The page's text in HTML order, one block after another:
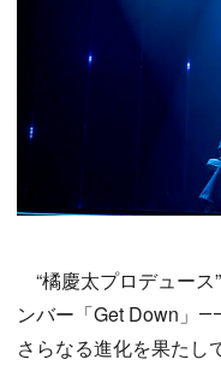
“橘慶太プロデュー
ンバー「Get Down」
さらなる進化を果たし